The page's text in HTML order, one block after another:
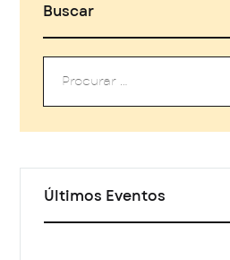
Buscar
Últimos Eventos